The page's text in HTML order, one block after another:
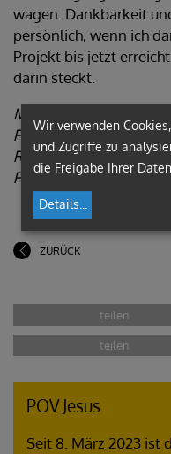
wagen. Dankbarkeit
persönlich, wenn ich
Projekt bis jetzt
darin steckt.
Mag. Anja Asel
Pastoralreferentin im
Religionsprofessorin
Projektverantwortliche
ZURÜCK
POV.Jesus
Seit 8. März 2023 ist
Wir verwenden
und Zugriffe zu
die Freigabe Ihrer
Details